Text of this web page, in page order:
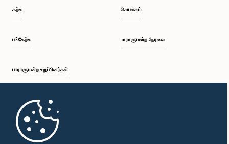
கற்க
பங்கேற்க
பாராளுமன்ற உறுப்பினர்கள்
முதற்பக்கம்
செயலகம்
பாராளுமன்ற நேரலை
பாராளுமன்ற கையடக்க செயலி